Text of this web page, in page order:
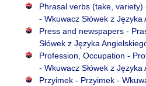
Phrasal verbs (take,
- Wkuwacz Słówek z Języka
Press and newspapers -
Słówek z Języka
Profession, Occupation -
- Wkuwacz Słówek z Języka
Przyimek - Przyimek -